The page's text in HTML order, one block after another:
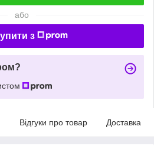
або
з
Відгуки про товар Доставка